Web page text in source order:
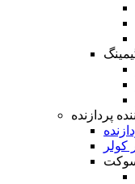
پردازنده
سوکت